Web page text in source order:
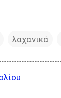
λαχανικά